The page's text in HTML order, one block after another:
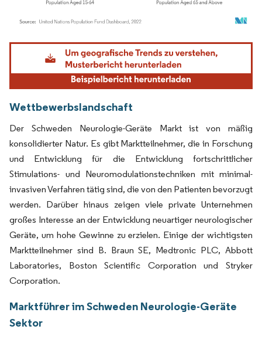
Bild © Mordor Intelligence. Wiederverwendung erfordert Namensnennung gemäß
Wettbewerbslandschaft
Der Schweden Neurologie-Geräte Markt ist von mäßig
konsolidierter Natur. Es gibt Marktteilnehmer, die in Forschung
und Entwicklung für die Entwicklung fortschrittlicher
Stimulations- und Neuromodulationstechniken mit minimal-
invasiven Verfahren tätig sind, die von den Patienten bevorzugt
werden. Darüber hinaus zeigen viele private Unternehmen
großes Interesse an der Entwicklung neuartiger neurologischer
Geräte, um hohe Gewinne zu erzielen. Einige der wichtigsten
Marktteilnehmer sind B. Braun SE, Medtronic PLC, Abbott
Laboratories, Boston Scientific Corporation und Stryker
Corporation.
Marktführer im Schweden Neurologie-Geräte
Sektor